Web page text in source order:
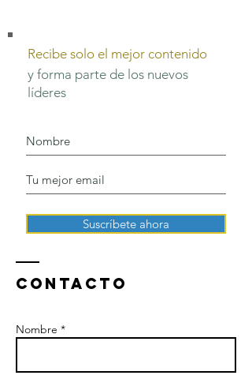
Recibe solo el mejor contenido
y forma parte de los nuevos
líderes
Suscríbete ahora
Contacto
Nombre *